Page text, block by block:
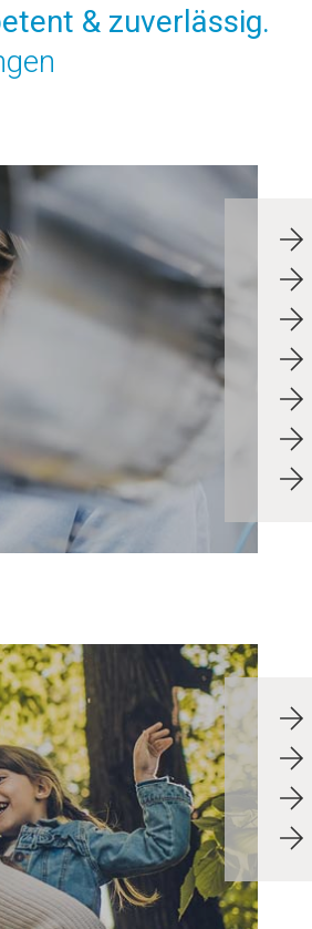
& zuverlässig.